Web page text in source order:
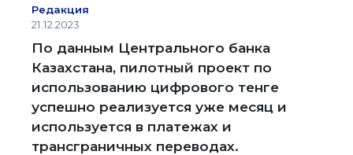
Редакция
21.12.2023
По данным Центрального банка
Казахстана, пилотный проект по
использованию цифрового тенге
успешно реализуется уже месяц и
используется в платежах и
трансграничных переводах.